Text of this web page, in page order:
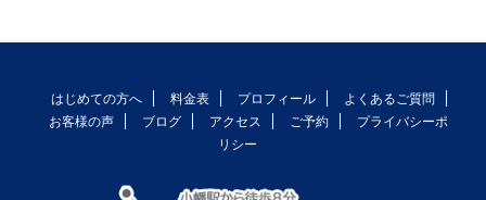
はじめての方へ 料金表 プロフィール
よくあるご質問
お客様の声
ブログ アクセス ご予約
プライバシーポ
リシー